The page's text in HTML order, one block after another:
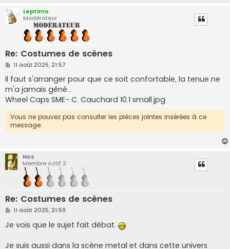
Leptimo
Modérateur
Re: Costumes de scènes
M
s
s
a
g
e
11 août 2025, 21:57
Il faut s'arranger pour que ce soit confortable, la tenue ne
m'a jamais gêné...
Wheel Caps SME- C. Cauchard 10.1 small.jpg
Vous ne pouvez pas consulter les pièces jointes insérées à ce
message.
Nos
Membre Actif 2
Re: Costumes de scènes
M
s
s
g
11 août 2025, 21:59
Je vois que le sujet fait débat.
Je suis aussi dans la scène metal et dans cette univers